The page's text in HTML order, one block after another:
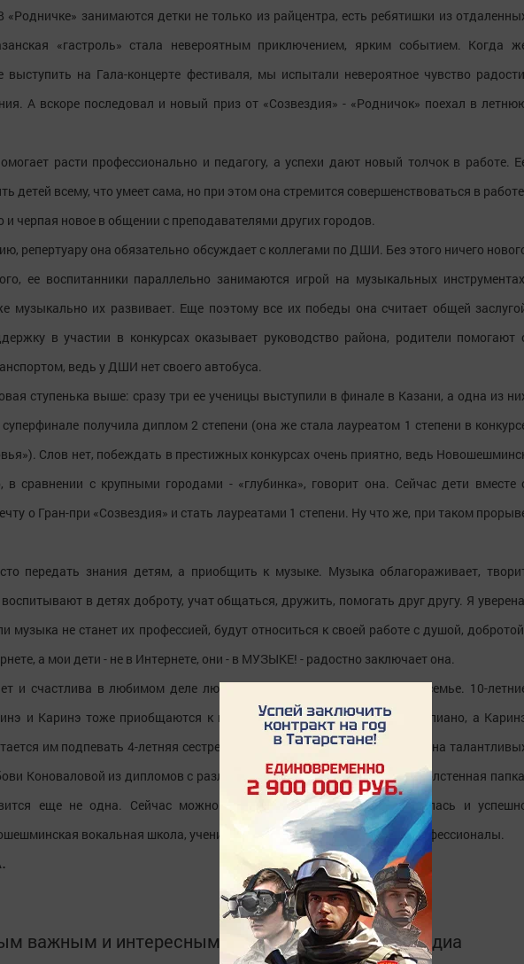
«Родничке» занимаются детки не только из райцентра, есть ребятишки из
«гастроль» стала невероятным приключением, ярким событием. Когда
выступить на Гала-концерте фестиваля, мы испытали невероятное чувство
А вскоре последовал и новый приз от «Созвездия» - «Родничок» поехал в
расти профессионально и педагогу, а успехи дают новый толчок в работе.
детей всему, что умеет сама, но при этом она стремится совершенствоваться в
и черпая новое в общении с преподавателями других городов.
репертуару она обязательно обсуждает с коллегами по ДШИ. Без этого ничего
ее воспитанники параллельно занимаются игрой на музыкальных
музыкально их развивает. Еще поэтому все их победы она считает общей
в участии в конкурсах оказывает руководство района, родители помогают
ведь у ДШИ нет своего автобуса.
ступенька выше: сразу три ее ученицы выступили в финале в Казани, а одна из
получила диплом 2 степени (она же стала лауреатом 1 степени в
Слов нет, побеждать в престижных конкурсах очень приятно, ведь
в сравнении с крупными городами - «глубинка», говорит она. Сейчас дети вместе
о Гран-при «Созвездия» и стать лауреатами 1 степени. Ну что же, при таком
передать знания детям, а приобщить к музыке. Музыка облагораживает,
в детях доброту, учат общаться, дружить, помогать друг другу. Я
музыка не станет их профессией, будут относиться к своей работе с душой,
а мои дети - не в Интернете, они - в МУЗЫКЕ! - радостно заключает она.
и счастлива в любимом деле любимой области, как, впрочем, и в семье. 10-
и Каринэ тоже приобщаются к искусству: Маринэ - игры на фортепиано, а
им подпевать 4-летняя сестренка Аннушка. А папа не нарадуется на
Коноваловой из дипломов с различных конкурсов - это увесистая толстенная
еще не одна. Сейчас можно смело говорить: в ДШИ зародилась и
вокальная школа, учеников которой заметили высокие профессионалы.
важным и интересным в Telegram-каналеТатмедиа